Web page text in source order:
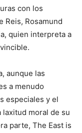
con los
Reis, Rosamund
quien interpreta a
aunque las
a menudo
especiales y el
laxitud moral de su
parte, The East is